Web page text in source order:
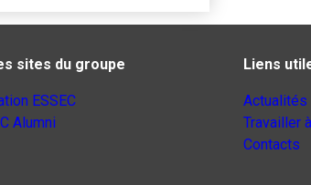
sites du groupe
ESSEC
Alumni
Liens
Actualités
Travailler
Contacts